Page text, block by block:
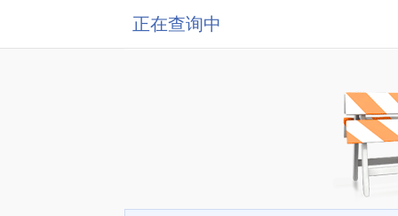
正在查询中